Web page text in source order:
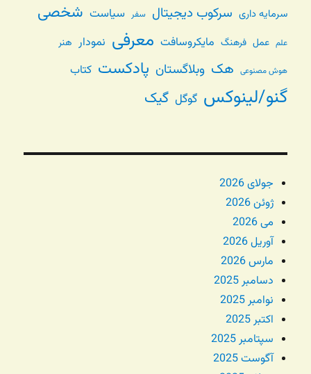
سرمایه داری سرکوب دیجیتال سفر سیاست شخصی
علم عمل فرهنگ مایکروسافت معرفی نمودار هنر
هوش مصنوعی هک وبلاگستان پادکست کتاب
گنو/لینوکس گوگل گیک
جولای 2026
ژوئن 2026
می 2026
آوریل 2026
مارس 2026
دسامبر 2025
نوامبر 2025
اکتبر 2025
سپتامبر 2025
آگوست 2025